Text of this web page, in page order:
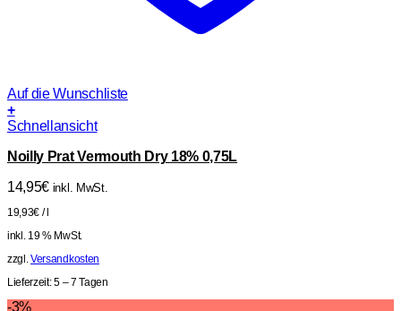
Auf die Wunschliste
+
Schnellansicht
Noilly Prat Vermouth Dry 18% 0,75L
14,95€ inkl. MwSt.
19,93€ /
inkl. 19 % MwSt.
zzgl.Versandkosten
Lieferzeit:5 – 7 Tagen
-3%